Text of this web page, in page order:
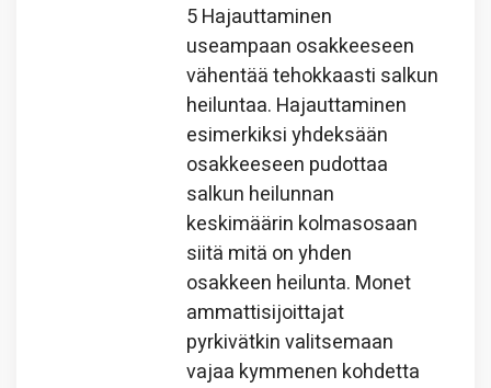
5 Hajauttaminen
useampaan osakkeeseen
vähentää tehokkaasti salkun
heiluntaa. Hajauttaminen
esimerkiksi yhdeksään
osakkeeseen pudottaa
salkun heilunnan
keskimäärin kolmasosaan
siitä mitä on yhden
osakkeen heilunta. Monet
ammattisijoittajat
pyrkivätkin valitsemaan
vajaa kymmenen kohdetta